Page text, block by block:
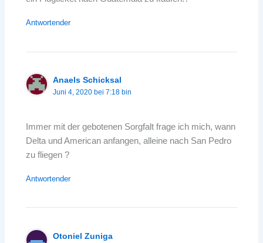
Antwortender
Anaels Schicksal
Juni 4, 2020 bei 7:18 bin
Immer mit der gebotenen Sorgfalt frage ich mich, wann
Delta und American anfangen, alleine nach San Pedro
zu fliegen ?
Antwortender
Otoniel Zuniga